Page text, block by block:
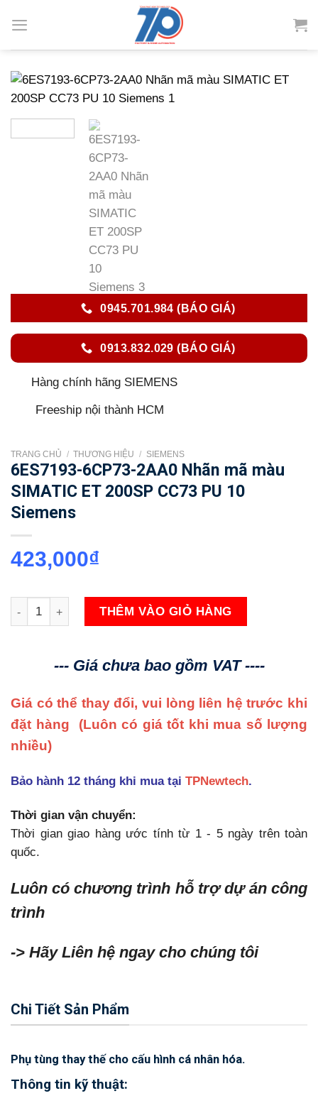
0945.701.984 (BÁO GIÁ)
0913.832.029 (BÁO GIÁ)
Hàng chính hãng SIEMENS
Freeship nội thành HCM
TRANG CHỦ / THƯƠNG HIỆU / SIEMENS
6ES7193-6CP73-2AA0 Nhãn mã màu
SIMATIC ET 200SP CC73 PU 10
Siemens
423,000₫
6ES7193-6CP73-2AA0 Nhãn mã màu SIMATIC ET 200SP
THÊM VÀO GIỎ HÀNG
--- Giá chưa bao gồm VAT ----
Giá có thể thay đổi, vui lòng liên hệ trước khi
đặt hàng (Luôn có giá tốt khi mua số lượng
nhiều)
Bảo hành 12 tháng khi mua tại TPNewtech.
Thời gian vận chuyển:
Thời gian giao hàng ước tính từ 1 - 5 ngày trên toàn
quốc.
Luôn có chương trình hỗ trợ dự án công
trình
-> Hãy Liên hệ ngay cho chúng tôi
Chi Tiết Sản Phẩm
Phụ tùng thay thế cho cấu hình cá nhân hóa.
Thông tin kỹ thuật: